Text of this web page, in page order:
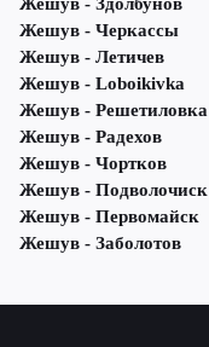
Жешув - Здолбунов
Жешув - Черкассы
Жешув - Летичeв
Жешув - Loboikivka
Жешув - Решетиловка
Жешув - Радехов
Жешув - Чортков
Жешув - Подволочиск
Жешув - Первомайск
Жешув - Заболотов